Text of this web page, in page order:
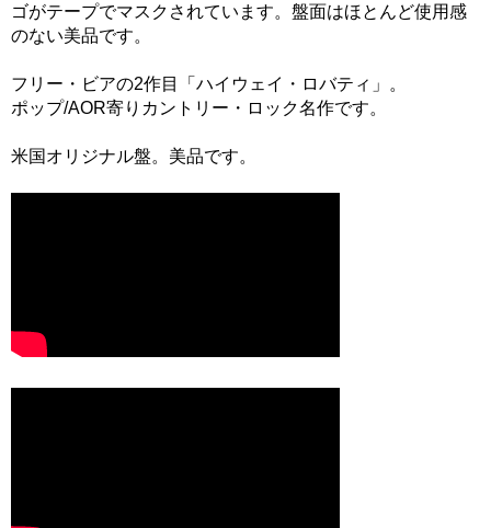
ゴがテープでマスクされています。盤面はほとんど使用感
のない美品です。
フリー・ビアの2作目「ハイウェイ・ロバティ」。
ポップ/AOR寄りカントリー・ロック名作です。
米国オリジナル盤。美品です。